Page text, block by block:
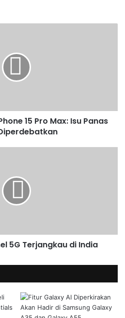
15 Pro Max: Isu Panas
5G Terjangkau di India